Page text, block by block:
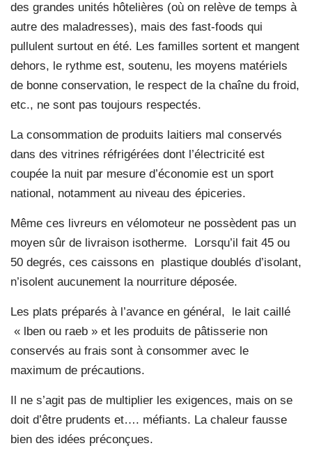
des grandes unités hôtelières (où on relève de temps à
autre des maladresses), mais des fast-foods qui
pullulent surtout en été. Les familles sortent et mangent
dehors, le rythme est, soutenu, les moyens matériels
de bonne conservation, le respect de la chaîne du froid,
etc., ne sont pas toujours respectés.
La consommation de produits laitiers mal conservés
dans des vitrines réfrigérées dont l’électricité est
coupée la nuit par mesure d’économie est un sport
national, notamment au niveau des épiceries.
Même ces livreurs en vélomoteur ne possèdent pas un
moyen sûr de livraison isotherme. Lorsqu’il fait 45 ou
50 degrés, ces caissons en plastique doublés d’isolant,
n’isolent aucunement la nourriture déposée.
Les plats préparés à l’avance en général, le lait caillé
« lben ou raeb » et les produits de pâtisserie non
conservés au frais sont à consommer avec le
maximum de précautions.
Il ne s’agit pas de multiplier les exigences, mais on se
doit d’être prudents et…. méfiants. La chaleur fausse
bien des idées préconçues.